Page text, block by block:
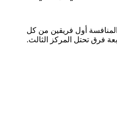
أول فريقين من كل
فرق تحتل المركز الثالث.